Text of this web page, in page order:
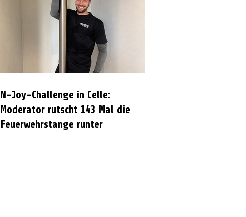
N-Joy-Challenge in Celle:
Moderator rutscht 143 Mal die
Feuerwehrstange runter